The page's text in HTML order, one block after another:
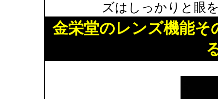
ズはしっかりと眼
金栄堂のレンズ機能そ